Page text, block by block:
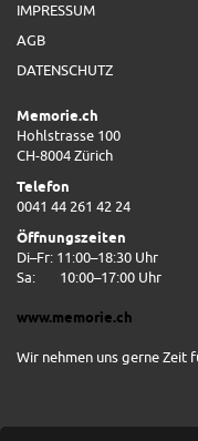
IMPRESSUM
AGB
DATENSCHUTZ
Memorie.ch
Hohlstrasse 100
CH-8004 Zürich
Telefon
0041 44 261 42 24
Öffnungszeiten
Di–Fr: 11:00–18:30 Uhr
Sa:
10:00–17:00 Uhr
www.memorie.ch
Wir nehmen uns gerne Zeit